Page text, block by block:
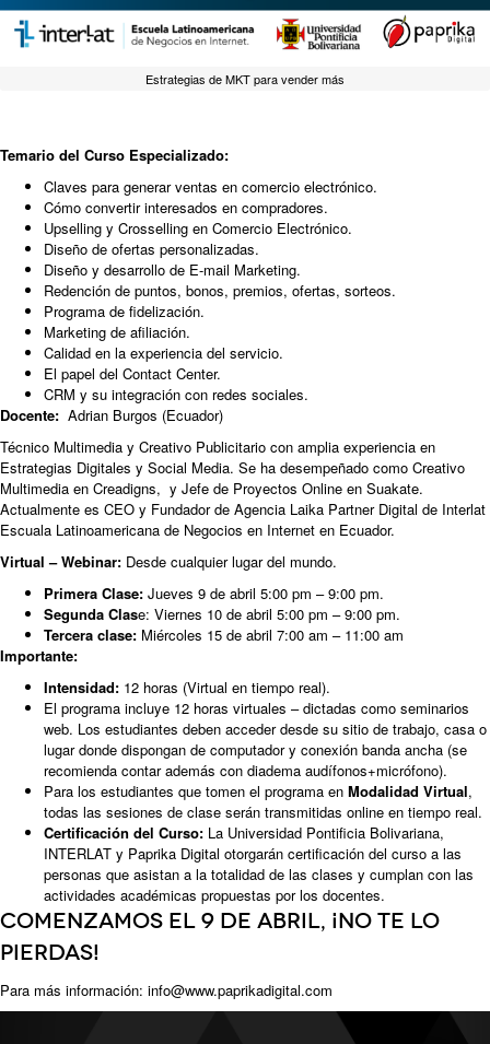
Estrategias de MKT para vender más
Temario del Curso Especializado:
Claves para generar ventas en comercio electrónico.
Cómo convertir interesados en compradores.
Upselling y Crosselling en Comercio Electrónico.
Diseño de ofertas personalizadas.
Diseño y desarrollo de E-mail Marketing.
Redención de puntos, bonos, premios, ofertas, sorteos.
Programa de fidelización.
Marketing de afiliación.
Calidad en la experiencia del servicio.
El papel del Contact Center.
CRM y su integración con redes sociales.
Docente: Adrian Burgos (Ecuador)
Técnico Multimedia y Creativo Publicitario con amplia experiencia en
Estrategias Digitales y Social Media. Se ha desempeñado como Creativo
Multimedia en Creadigns, y Jefe de Proyectos Online en Suakate.
Actualmente es CEO y Fundador de Agencia Laika Partner Digital de Interlat
Escuala Latinoamericana de Negocios en Internet en Ecuador.
Virtual – Webinar: Desde cualquier lugar del mundo.
Primera Clase: Jueves 9 de abril 5:00 pm – 9:00 pm.
Segunda Clase: Viernes 10 de abril 5:00 pm – 9:00 pm.
Tercera clase: Miércoles 15 de abril 7:00 am – 11:00 am
Importante:
Intensidad: 12 horas (Virtual en tiempo real).
El programa incluye 12 horas virtuales – dictadas como seminarios
web. Los estudiantes deben acceder desde su sitio de trabajo, casa o
lugar donde dispongan de computador y conexión banda ancha (se
recomienda contar además con diadema audífonos+micrófono).
Para los estudiantes que tomen el programa en Modalidad Virtual,
todas las sesiones de clase serán transmitidas online en tiempo real.
Certificación del Curso: La Universidad Pontificia Bolivariana,
INTERLAT y Paprika Digital otorgarán certificación del curso a las
personas que asistan a la totalidad de las clases y cumplan con las
actividades académicas propuestas por los docentes.
Comenzamos el 9 de abril, ¡no te lo
pierdas!
Para más información: info@www.paprikadigital.com